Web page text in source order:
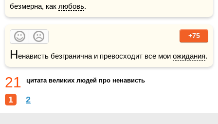
безмерна, как любовь.
+75
Ненависть безгранична и превосходит все мои ожидания.
21 цитата великих людей про ненависть
1 2